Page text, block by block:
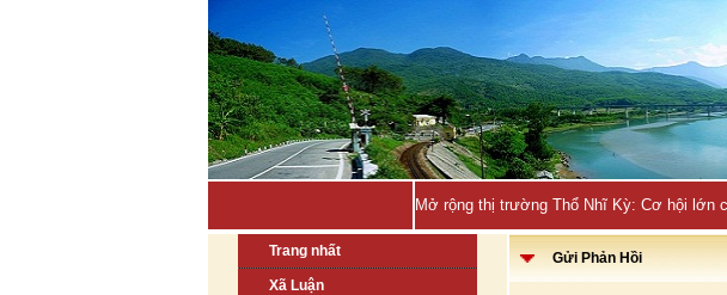
Mở rộng thị trường Thổ Nhĩ Kỳ: Cơ hội lớn
Trang nhất
Xã Luận
Gửi Phản Hồi